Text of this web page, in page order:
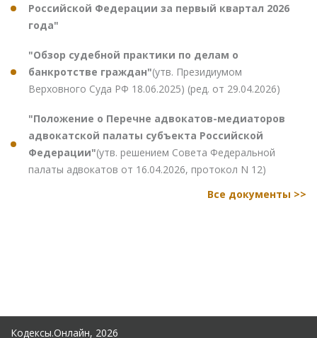
Российской Федерации за первый квартал 2026
года"
"Обзор судебной практики по делам о
банкротстве граждан"(утв. Президиумом
Верховного Суда РФ 18.06.2025) (ред. от 29.04.2026)
"Положение о Перечне адвокатов-медиаторов
адвокатской палаты субъекта Российской
Федерации"(утв. решением Совета Федеральной
палаты адвокатов от 16.04.2026, протокол N 12)
Все документы >>
Кодексы.Онлайн, 2026